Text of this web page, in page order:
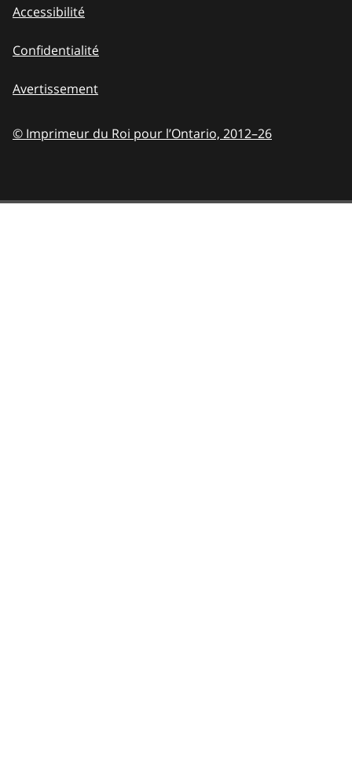
Accessibilité
Confidentialité
Avertissement
© Imprimeur du Roi pour l’Ontario, 2012–26